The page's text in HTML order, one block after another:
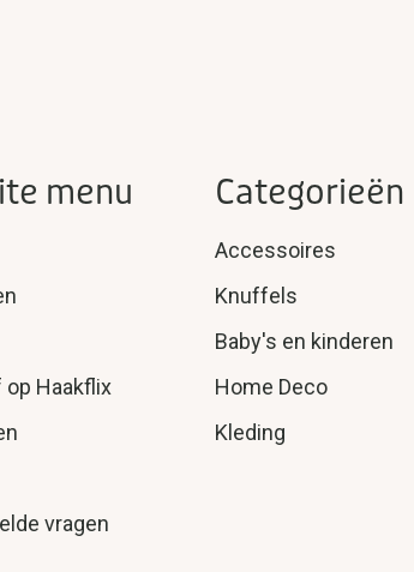
menu
Haakflix
vragen
Categorieën
Accessoires
Knuffels
Baby's en kinderen
Home Deco
Kleding